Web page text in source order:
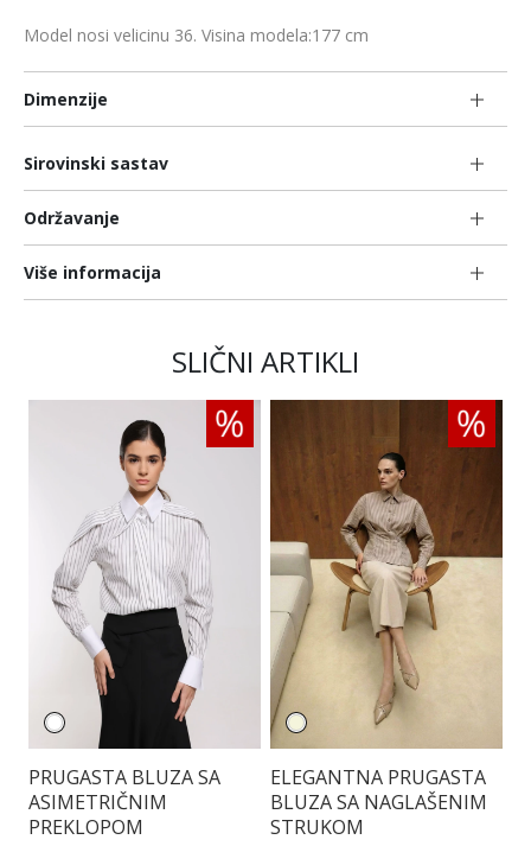
Model nosi velicinu 36. Visina modela:177 cm
Dimenzije
Sirovinski sastav
Održavanje
Više informacija
SLIČNI ARTIKLI
PRUGASTA BLUZA SA
ASIMETRIČNIM
PREKLOPOM
ELEGANTNA PRUGASTA
BLUZA SA NAGLAŠENIM
STRUKOM